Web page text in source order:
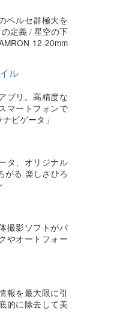
ペルセ群極大を
定義 / 星空の下
12-20mm
ル
プリ。高精度な
マートフォンで
ビゲータ」
タ、オリジナル
がる 楽しさひろ
撮影ソフトがパ
やオートフォー
報を最大限に引
的に除去して美